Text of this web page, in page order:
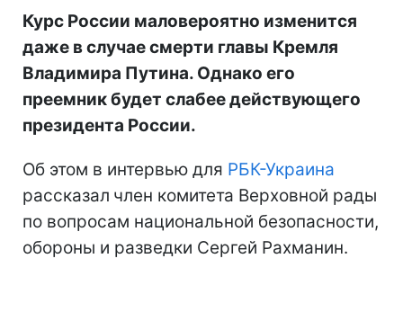
Курс России маловероятно изменится
даже в случае смерти главы Кремля
Владимира Путина. Однако его
преемник будет слабее действующего
президента России.
Об этом в интервью для РБК-Украина
рассказал член комитета Верховной рады
по вопросам национальной безопасности,
обороны и разведки Сергей Рахманин.